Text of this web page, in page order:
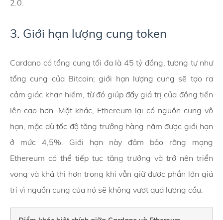
2.0.
3. Giới hạn lượng cung token
Cardano có tổng cung tối đa là 45 tỷ đồng, tương tự như
tổng cung của Bitcoin; giới hạn lượng cung sẽ tạo ra
cảm giác khan hiếm, từ đó giúp đẩy giá trị của đồng tiền
lên cao hơn. Mặt khác, Ethereum lại có nguồn cung vô
hạn, mặc dù tốc độ tăng trưởng hàng năm được giới hạn
ở mức 4,5%. Giới hạn này đảm bảo rằng mạng
Ethereum có thể tiếp tục tăng trưởng và trở nên triển
vọng và khả thi hơn trong khi vẫn giữ được phần lớn giá
trị vì nguồn cung của nó sẽ không vượt quá lượng cầu.